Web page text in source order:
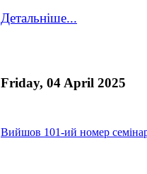
Детальніше...
Friday, 04 April 2025
Вийшов 101-ий номер